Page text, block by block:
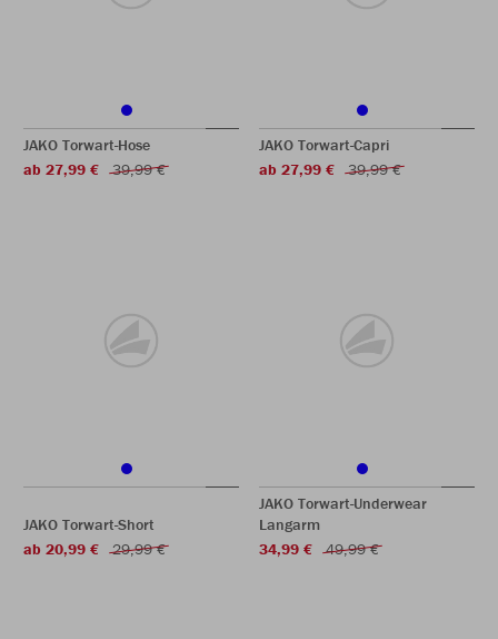
JAKO Torwart-Hose
ab 27,99 €
39,99 €
JAKO Torwart-Capri
ab 27,99 €
39,99 €
JAKO Torwart-Short
ab 20,99 €
29,99 €
JAKO Torwart-Underwear
Langarm
34,99 €
49,99 €